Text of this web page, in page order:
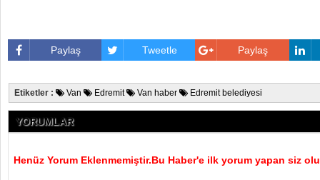
Paylaş Tweetle Paylaş
Etiketler : Van Edremit Van haber Edremit belediyesi
YORUMLAR
Henüz Yorum Eklenmemiştir.Bu Haber'e ilk yorum yapan siz